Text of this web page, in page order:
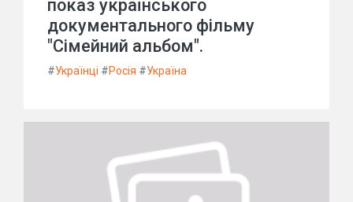
показ українського
документального фільму
"Сімейний альбом".
#Українці #Росія #Україна